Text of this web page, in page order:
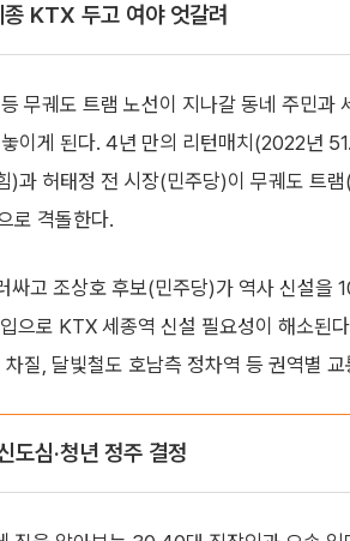
KTX 두고 여야 엇갈려
무궤도 트램 노선이 지나갈 동네 주민
이게 된다. 4년 만의 리턴매치(2022년
)과 허태정 전 시장(민주당)이 무궤도 트
로 격돌한다.
싸고 조상호 후보(민주당)가 역사 신설을
으로 KTX 세종역 신설 필요성이 해소된
질, 달빛철도 호남측 정차역 등 권역별
도심·청년 정주 결정